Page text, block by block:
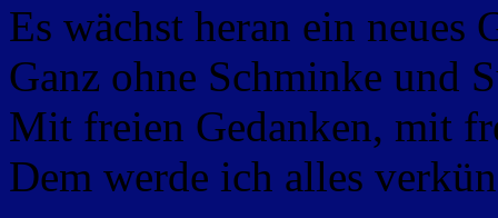
Es wächst heran ein neues
Ganz ohne Schminke und
Mit freien Gedanken, mit
Dem werde ich alles